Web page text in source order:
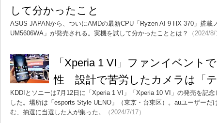
して分かったこと
ASUS JAPANから、ついにAMDの最新CPU「Ryzen AI 9 HX 370」搭載
UM5606WA」が発売される。実機を試して分かったこととは？
（2024/
「Xperia 1 VI」ファンイベント
性 設計で苦労したカメラは「
KDDIとソニーは7月12日に「Xperia 1 VI」「Xperia 10 VI」の発売を記
した。場所は「esports Style UENO」（東京・台東区）。auユーザーだ
む、抽選に当選した人が集った。
（2024/7/17）